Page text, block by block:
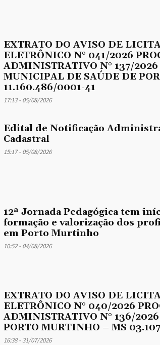
EXTRATO DO AVISO DE
ELETRÔNICO N° 041/2026
ADMINISTRATIVO N° 137/
MUNICIPAL DE SAÚDE DE
11.160.486/0001-41
17:13 - 05/08/2026
Edital de Notificação
Cadastral
15:17 - 05/08/2026
12ª Jornada Pedagógica tem
formação e valorização dos
em Porto Murtinho
10:52 - 04/08/2026
EXTRATO DO AVISO DE
ELETRÔNICO N° 040/2026
ADMINISTRATIVO N° 136/
PORTO MURTINHO – MS
16:38 - 31/07/2026